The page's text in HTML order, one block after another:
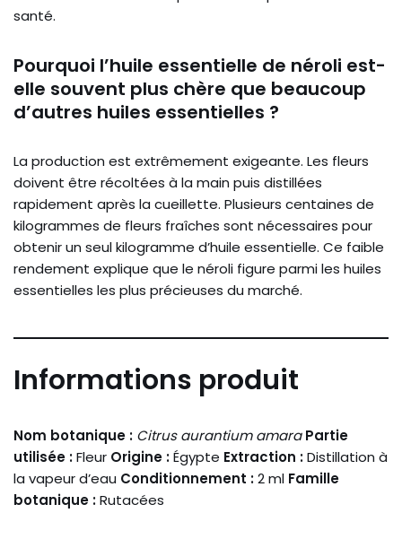
santé.
Pourquoi l’huile essentielle de néroli est-
elle souvent plus chère que beaucoup
d’autres huiles essentielles ?
La production est extrêmement exigeante. Les fleurs
doivent être récoltées à la main puis distillées
rapidement après la cueillette. Plusieurs centaines de
kilogrammes de fleurs fraîches sont nécessaires pour
obtenir un seul kilogramme d’huile essentielle. Ce faible
rendement explique que le néroli figure parmi les huiles
essentielles les plus précieuses du marché.
Informations produit
Nom botanique : Citrus aurantium amara Partie
utilisée :Fleur Origine :Égypte Extraction :Distillation à
la vapeur d’eau Conditionnement :2 ml Famille
botanique :Rutacées